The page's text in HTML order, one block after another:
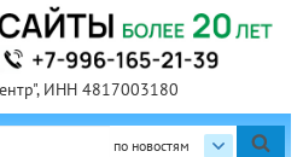
ИНН 4817003180
по новостям